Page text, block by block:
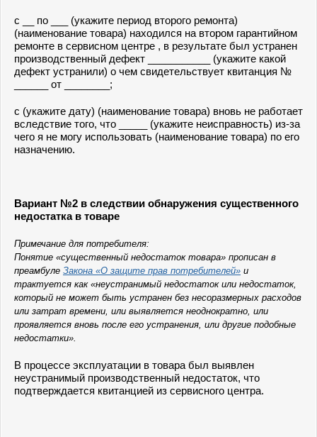
с __ по ___ (укажите период второго ремонта)
(наименование товара) находился на втором гарантийном
ремонте в сервисном центре , в результате был устранен
производственный дефект ___________ (укажите какой
дефект устранили) о чем свидетельствует квитанция №
______ от ________;
с (укажите дату) (наименование товара) вновь не работает
вследствие того, что _____ (укажите неисправность) из-за
чего я не могу использовать (наименование товара) по его
назначению.
Вариант №2 в следствии обнаружения существенного
недостатка в товаре
Примечание для потребителя:
Понятие «существенный недостаток товара» прописан в
преамбуле Закона «О защите прав потребителей» и
трактуется как «неустранимый недостаток или недостаток,
который не может быть устранен без несоразмерных расходов
или затрат времени, или выявляется неоднократно, или
проявляется вновь после его устранения, или другие подобные
недостатки».
В процессе эксплуатации в товара был выявлен
неустранимый производственный недостаток, что
подтверждается квитанцией из сервисного центра.